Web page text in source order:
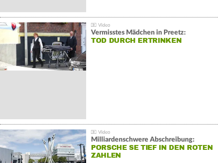
Vermisstes Mädchen in Preetz:
TOD DURCH ERTRINKEN
Milliardenschwere Abschreibung:
PORSCHE SE TIEF IN DEN ROTEN
ZAHLEN